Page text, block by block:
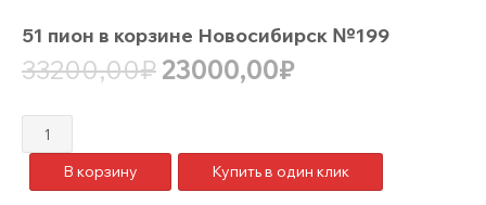
51 пион в корзине Новосибирск №199
33200,00₽ Первоначальная
33200,00₽.
23000,00₽Текущая
Количество
товара
В корзину Купить в один клик